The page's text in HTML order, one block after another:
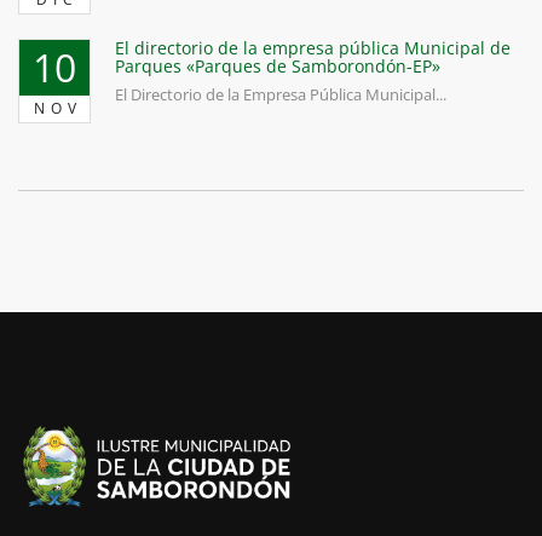
10
NOV
El directorio de la empresa pública Municipal de
Parques «Parques de Samborondón-EP»
El Directorio de la Empresa Pública Municipal...